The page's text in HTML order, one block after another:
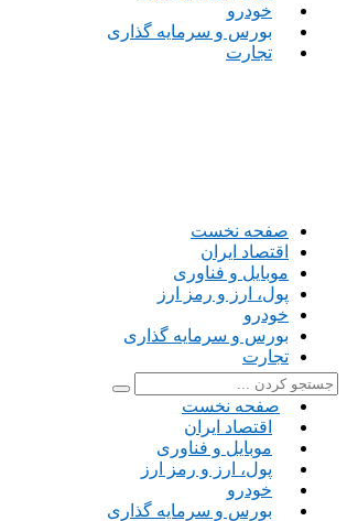
خودرو
بورس و سرمایه گذاری
تجارت
صفحه نخست
اقتصاد ایران
موبایل و فناوری
پول، ارز و رمز ارز
خودرو
بورس و سرمایه گذاری
تجارت
صفحه نخست
اقتصاد ایران
موبایل و فناوری
پول، ارز و رمز ارز
خودرو
بورس و سرمایه گذاری